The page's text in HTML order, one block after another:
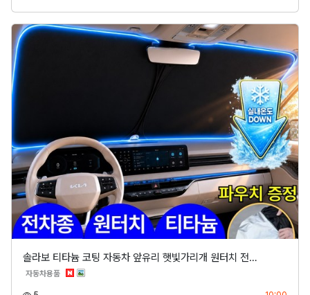
솔라보 티타늄 코팅 자동차 앞유리 햇빛가리개 원터치 전…
자동차용품분류